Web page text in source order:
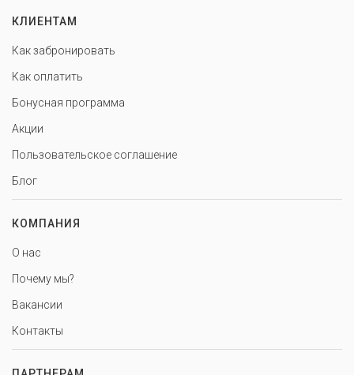
КЛИЕНТАМ
Как забронировать
Как оплатить
Бонусная программа
Акции
Пользовательское соглашение
Блог
КОМПАНИЯ
О нас
Почему мы?
Вакансии
Контакты